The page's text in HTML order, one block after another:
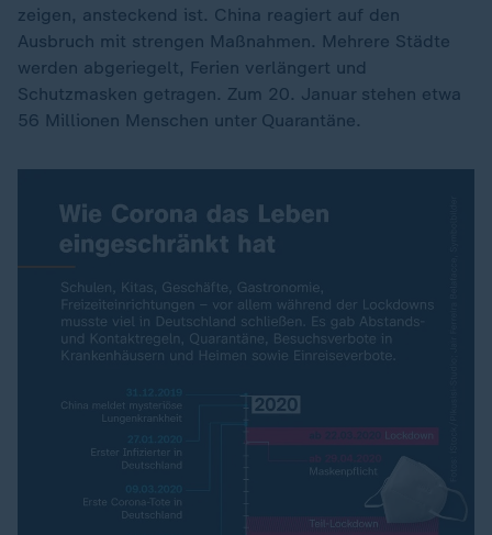
zeigen, ansteckend ist. China reagiert auf den
Ausbruch mit strengen Maßnahmen. Mehrere Städte
werden abgeriegelt, Ferien verlängert und
Schutzmasken getragen. Zum 20. Januar stehen etwa
56 Millionen Menschen unter Quarantäne.